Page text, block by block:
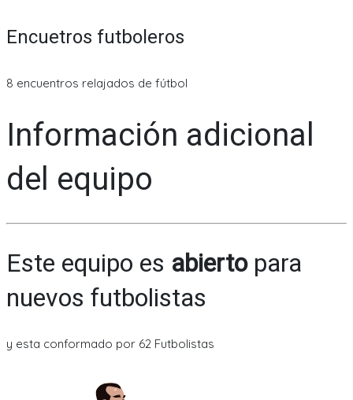
Encuetros futboleros
8 encuentros relajados de fútbol
Información adicional
del equipo
Este equipo es abiertopara
nuevos futbolistas
y esta conformado por 62 Futbolistas